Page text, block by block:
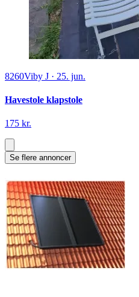
8260Viby J · 25. jun.
Havestole klapstole
175 kr.
Se flere annoncer